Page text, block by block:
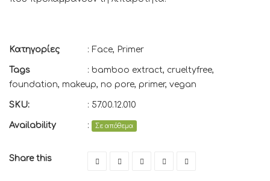
Κατηγορίες : Face, Primer
Tags : bamboo extract, crueltyfree,
foundation, makeup, no pore, primer, vegan
SKU: : 57.00.12.010
Availability : Σε απόθεμα
Share this